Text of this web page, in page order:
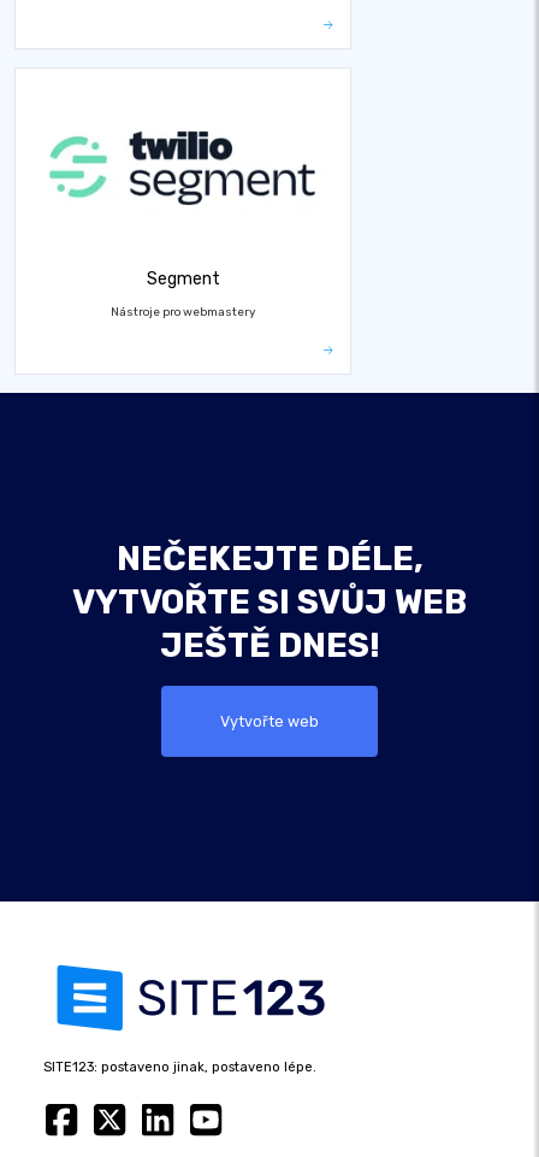
Segment
Nástroje pro webmastery
NEČEKEJTE DÉLE,
VYTVOŘTE SI SVŮJ WEB
JEŠTĚ DNES!
Vytvořte web
SITE123: postaveno jinak, postaveno lépe.